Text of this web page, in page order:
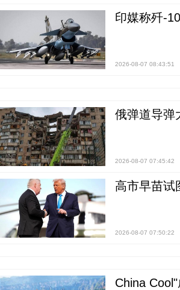
印媒称歼-
2026-08-07 08:43:51
俄弹道导弹
2026-08-07 07:45:42
高市早苗试
2026-08-07 07:50:22
China